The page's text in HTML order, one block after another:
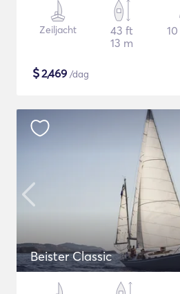
Zeiljacht
43 ft
13 m
$2,469 /dag
Beister Classic